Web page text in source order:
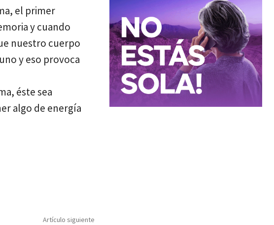
el primer
y cuando
nuestro cuerpo
y eso provoca
éste sea
algo de energía
Artículo siguiente